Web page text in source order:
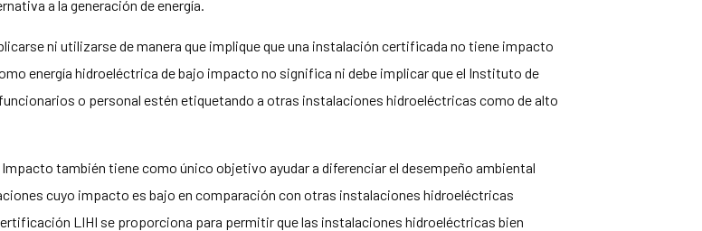
a la generación de energía.
ni utilizarse de manera que implique que una instalación certificada no tiene impacto
energía hidroeléctrica de bajo impacto no significa ni debe implicar que el Instituto de
o personal estén etiquetando a otras instalaciones hidroeléctricas como de alto
también tiene como único objetivo ayudar a diferenciar el desempeño ambiental
cuyo impacto es bajo en comparación con otras instalaciones hidroeléctricas
LIHI se proporciona para permitir que las instalaciones hidroeléctricas bien